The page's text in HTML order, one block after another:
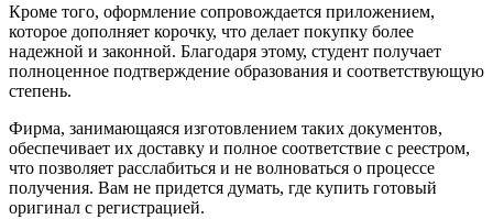
Кроме того, оформление сопровождается приложением,
которое дополняет корочку, что делает покупку более
надежной и законной. Благодаря этому, студент получает
полноценное подтверждение образования и соответствующую
степень.
Фирма, занимающаяся изготовлением таких документов,
обеспечивает их доставку и полное соответствие с реестром,
что позволяет расслабиться и не волноваться о процессе
получения. Вам не придется думать, где купить готовый
оригинал с регистрацией.